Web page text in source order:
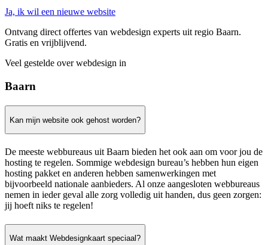
Ja, ik wil een nieuwe website
Ontvang direct offertes van webdesign experts uit regio Baarn.
Gratis en vrijblijvend.
Veel gestelde over webdesign in
Baarn
Kan mijn website ook gehost worden?
De meeste webbureaus uit Baarn bieden het ook aan om voor jou de
hosting te regelen. Sommige webdesign bureau’s hebben hun eigen
hosting pakket en anderen hebben samenwerkingen met
bijvoorbeeld nationale aanbieders. Al onze aangesloten webbureaus
nemen in ieder geval alle zorg volledig uit handen, dus geen zorgen:
jij hoeft niks te regelen!
Wat maakt Webdesignkaart speciaal?